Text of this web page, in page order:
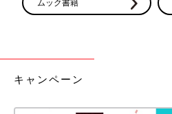
ムック書籍
キャンペーン